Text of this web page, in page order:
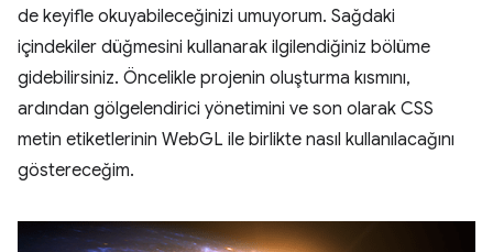
de keyifle okuyabileceğinizi umuyorum. Sağdaki
içindekiler düğmesini kullanarak ilgilendiğiniz bölüme
gidebilirsiniz. Öncelikle projenin oluşturma kısmını,
ardından gölgelendirici yönetimini ve son olarak CSS
metin etiketlerinin WebGL ile birlikte nasıl kullanılacağını
göstereceğim.